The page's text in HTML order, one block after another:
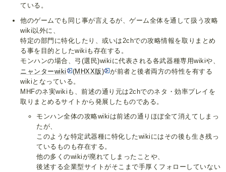
ている。
他のゲームでも同じ事が言えるが、ゲーム全体を通して扱う攻略
wiki以外に、
特定の部門に特化したり、或いは2chでの攻略情報を取りまとめ
る事を目的としたwikiも存在する。
モンハンの場合、弓(選民)wikiに代表される各武器種専用wikiや、
ニャンターwiki
(MHXX版)
が前者と後者両方の特性を有する
wikiとなっている。
MHFのネ実wikiも、前述の通り元は2chでのネタ・効率プレイを
取りまとめるサイトから発展したものである。
モンハン全体の攻略wikiは前述の通りほぼ全て消えてしまっ
たが、
このような特定武器種に特化したwikiにはその後も生き残っ
ているものも存在する。
他の多くのwikiが廃れてしまったことや、
後述する企業型サイトがそこまで手厚くフォローしていない